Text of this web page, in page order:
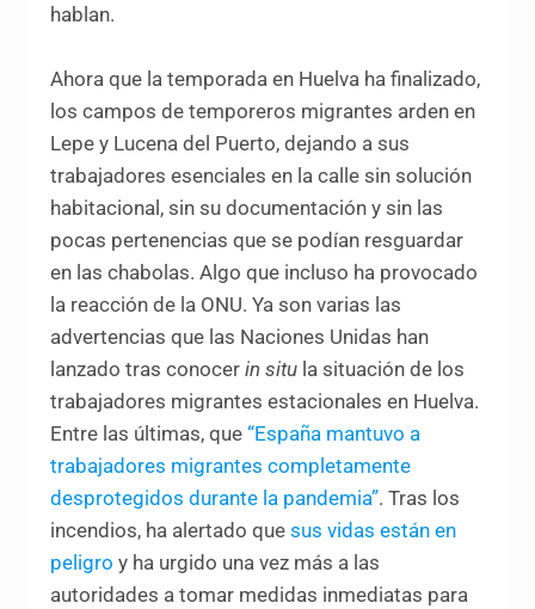
hablan.
Ahora que la temporada en Huelva ha finalizado,
los campos de temporeros migrantes arden en
Lepe y Lucena del Puerto, dejando a sus
trabajadores esenciales en la calle sin solución
habitacional, sin su documentación y sin las
pocas pertenencias que se podían resguardar
en las chabolas. Algo que incluso ha provocado
la reacción de la ONU. Ya son varias las
advertencias que las Naciones Unidas han
lanzado tras conocerin situ la situación de los
trabajadores migrantes estacionales en Huelva.
Entre las últimas, que“España mantuvo a
trabajadores migrantes completamente
desprotegidos durante la pandemia”. Tras los
incendios, ha alertado quesus vidas están en
peligro y ha urgido una vez más a las
autoridades a tomar medidas inmediatas para